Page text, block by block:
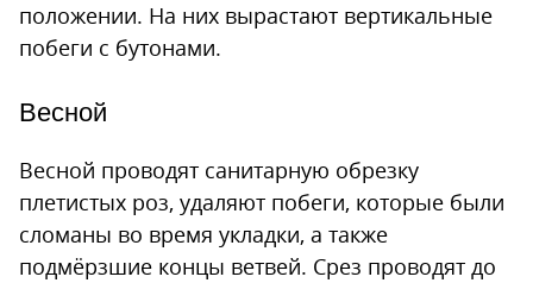
положении. На них вырастают вертикальные
побеги с бутонами.
Весной
Весной проводят санитарную обрезку
плетистых роз, удаляют побеги, которые были
сломаны во время укладки, а также
подмёрзшие концы ветвей. Срез проводят до